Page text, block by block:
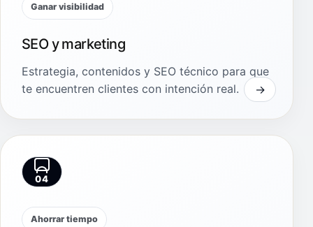
Ganar visibilidad
SEO y marketing
Estrategia, contenidos y SEO técnico para que
te encuentren clientes con intención real.
04
Ahorrar tiempo